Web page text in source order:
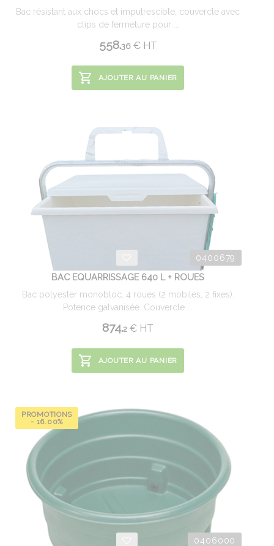
Bac résistant aux chocs et imputrescible, couvercle avec
clips de fermeture pour ...
558.36 €HT
AJOUTER AU PANIER
0400679
BAC EQUARRISSAGE 640 L + ROUES
Bac polyester monobloc. 4 roues (2 mobiles, 2 fixes).
Potence galvanisée. Couvercle ...
874.2 € HT
AJOUTER AU PANIER
PROMOTIONS
- 16.00%
0406000